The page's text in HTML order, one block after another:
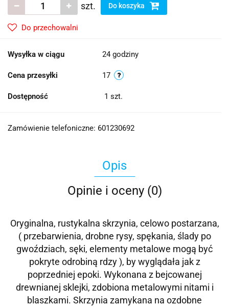
szt. Do koszyka
Do przechowalni
Wysyłka w ciągu 24 godziny
Cena przesyłki 17
Dostępność 1 szt.
Zamówienie telefoniczne: 601230692
Opis
Opinie i oceny (0)
Oryginalna, rustykalna skrzynia, celowo postarzana,
( przebarwienia, drobne rysy, spękania, ślady po
gwoździach, sęki, elementy metalowe mogą być
pokryte odrobiną rdzy ), by wyglądała jak z
poprzedniej epoki. Wykonana z bejcowanej
drewnianej sklejki, zdobiona metalowymi nitami i
blaszkami. Skrzynia zamykana na ozdobne